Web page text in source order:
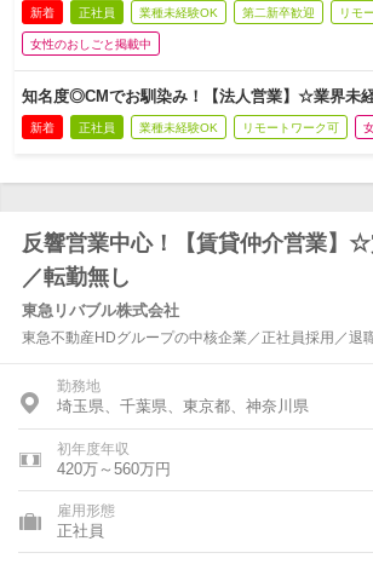
新着 正社員 業種未経験OK 第二新卒歓迎 リモ
女性のおしごと掲載中
知名度◎CMでお馴染み！【法人営業】☆業界未
新着 正社員 業種未経験OK リモートワーク可
反響営業中心！【賃貸仲介営業】
／転勤無し
東急リバブル株式会社
東急不動産HDグループの中核企業／正社員採用／退
勤務地
埼玉県、千葉県、東京都、神奈川県
初年度年収
420万～560万円
雇用形態
正社員